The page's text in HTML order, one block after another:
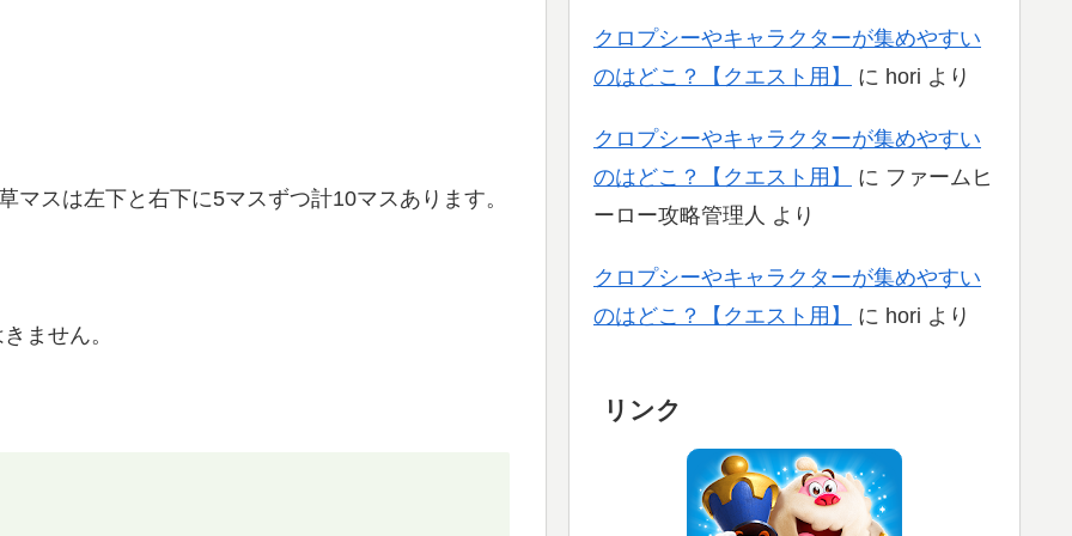
スは左下と右下に5マスずつ計10マスあります。
ません。
クロプシーやキャラクターが集めやすい
のはどこ？【クエスト用】
に hori より
クロプシーやキャラクターが集めやすい
のはどこ？【クエスト用】
に ファームヒ
ーロー攻略管理人 より
クロプシーやキャラクターが集めやすい
のはどこ？【クエスト用】
に hori より
リンク